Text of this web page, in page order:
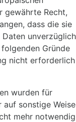
gewährte Recht,
dass die sie
unverzüglich
Gründe
nicht erforderlich
wurden für
auf sonstige Weise
mehr notwendig